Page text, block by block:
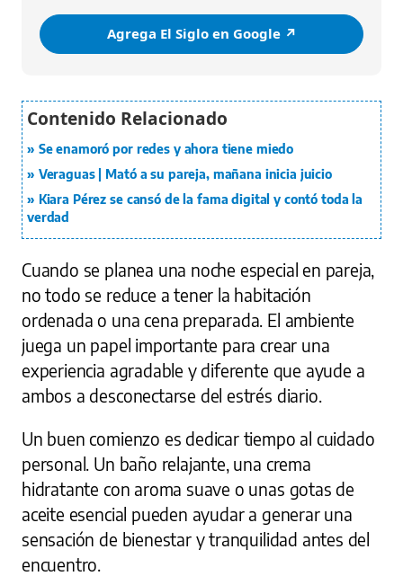
Agrega El Siglo en Google ↗️
Se enamoró por redes y ahora tiene miedo
Veraguas | Mató a su pareja, mañana inicia juicio
Kiara Pérez se cansó de la fama digital y contó toda la
verdad
Cuando se planea una noche especial en pareja,
no todo se reduce a tener la habitación
ordenada o una cena preparada. El ambiente
juega un papel importante para crear una
experiencia agradable y diferente que ayude a
ambos a desconectarse del estrés diario.
Un buen comienzo es dedicar tiempo al cuidado
personal. Un baño relajante, una crema
hidratante con aroma suave o unas gotas de
aceite esencial pueden ayudar a generar una
sensación de bienestar y tranquilidad antes del
encuentro.